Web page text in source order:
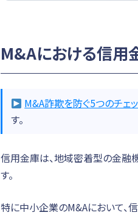
M&Aにおける信用
M&A詐欺を防ぐ5つのチェ
す。
信用金庫は、地域密着型の金融
す。
特に中小企業のM&Aにおいて、